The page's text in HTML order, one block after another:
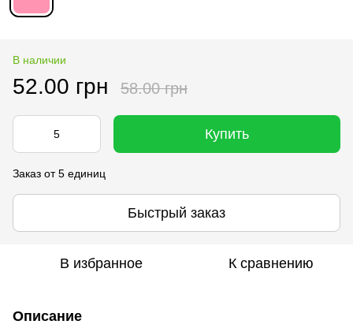
В наличии
52.00 грн 58.00 грн
Купить
Заказ от 5 единиц
Быстрый заказ
В избранное К сравнению
Описание